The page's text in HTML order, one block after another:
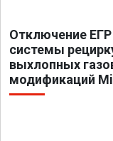
Отключение ЕГР
системы
выхлопных
модификаций